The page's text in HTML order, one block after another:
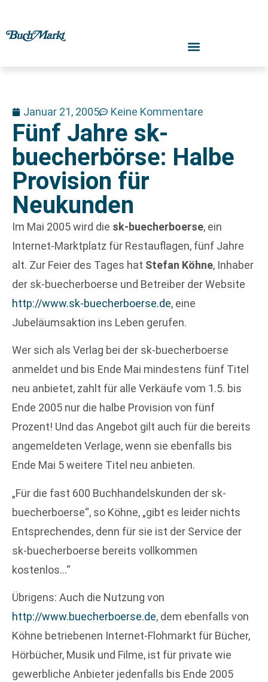
Januar 21, 2005 Keine Kommentare
Fünf Jahre sk-
buecherbörse: Halbe
Provision für
Neukunden
Im Mai 2005 wird die sk-buecherboerse, ein
Internet-Marktplatz für Restauflagen, fünf Jahre
alt. Zur Feier des Tages hat Stefan Köhne, Inhaber
der sk-buecherboerse und Betreiber der Website
http://www.sk-buecherboerse.de, eine
Jubeläumsaktion ins Leben gerufen.
Wer sich als Verlag bei der sk-buecherboerse
anmeldet und bis Ende Mai mindestens fünf Titel
neu anbietet, zahlt für alle Verkäufe vom 1.5. bis
Ende 2005 nur die halbe Provision von fünf
Prozent! Und das Angebot gilt auch für die bereits
angemeldeten Verlage, wenn sie ebenfalls bis
Ende Mai 5 weitere Titel neu anbieten.
„Für die fast 600 Buchhandelskunden der sk-
buecherboerse“, so Köhne, „gibt es leider nichts
Entsprechendes, denn für sie ist der Service der
sk-buecherboerse bereits vollkommen
kostenlos…“
Übrigens: Auch die Nutzung von
http://www.buecherboerse.de, dem ebenfalls von
Köhne betriebenen Internet-Flohmarkt für Bücher,
Hörbücher, Musik und Filme, ist für private wie
gewerbliche Anbieter jedenfalls bis Ende 2005